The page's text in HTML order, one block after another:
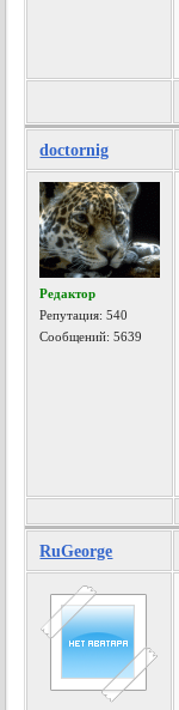
doctornig
Редактор
Репутация:540
Сообщений: 5639
RuGeorge